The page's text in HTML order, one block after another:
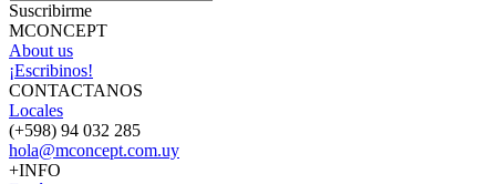
Suscribirme
MCONCEPT
About us
¡Escribinos!
CONTACTANOS
Locales
(+598) 94 032 285
hola@mconcept.com.uy
+INFO